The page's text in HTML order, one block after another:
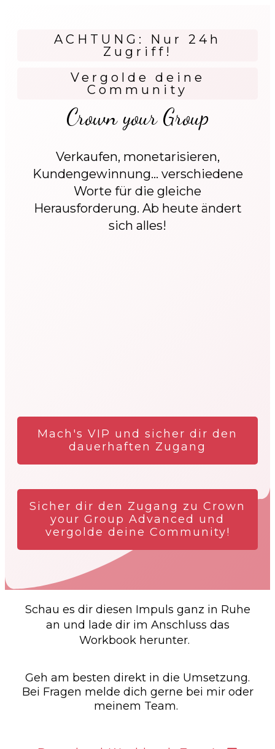
ACHTUNG: Nur 24h
Zugriff!
Vergolde deine
Community
Crown your Group
Verkaufen, monetarisieren,
Kundengewinnung... verschiedene
Worte für die gleiche
Herausforderung. Ab heute ändert
sich alles!
Mach's VIP und sicher dir den
dauerhaften Zugang
Sicher dir den Zugang zu Crown
your Group Advanced und
vergolde deine Community!
Schau es dir diesen Impuls ganz in Ruhe
an und lade dir im Anschluss das
Workbook herunter.
Geh am besten direkt in die Umsetzung.
Bei Fragen melde dich gerne bei mir oder
meinem Team.